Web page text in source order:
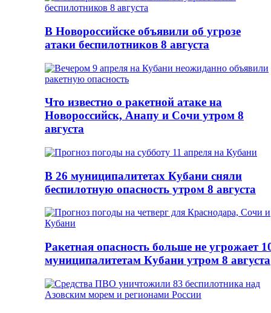
В Новороссийске объявили об угрозе
атаки беспилотников 8 августа
Что известно о ракетной атаке на
Новороссийск, Анапу и Сочи утром 8
августа
В 26 муниципалитетах Кубани сняли
беспилотную опасность утром 8 августа
Ракетная опасность больше не угрожает
муниципалитетам Кубани утром 8 августа